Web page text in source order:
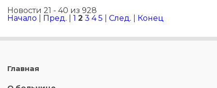
Новости 21 - 40 из 928
Начало
Пред. 1 2 3 4 5 След. Конец
Главная